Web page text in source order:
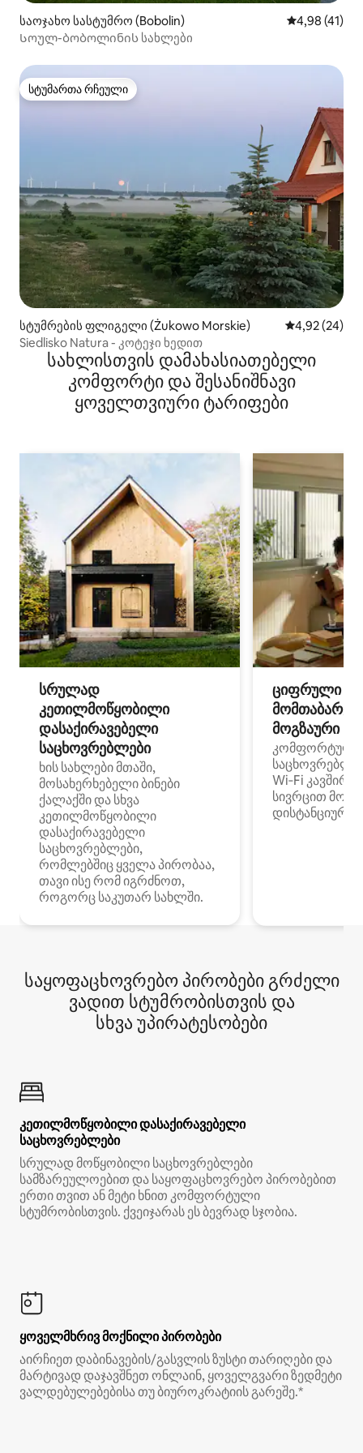
საოჯახო სასტუმრო (Bobolin) საშუალო
4,98 (41)
Სოულ-ბობოლინის სახლები
სტუმართა რჩეული
სტუმართა რჩეული
სტუმრების ფლიგელი (Żukowo Morskie) საშუალო
4,92 (24)
Siedlisko Natura - კოტეჯი ხედით
სახლისთვის დამახასიათებელი
კომფორტი და შესანიშნავი
ყოველთვიური ტარიფები
სრულად
კეთილმოწყობილი
დასაქირავებელი
საცხოვრებლები
ხის სახლები მთაში,
მოსახერხებელი ბინები
ქალაქში და სხვა
კეთილმოწყობილი
დასაქირავებელი
საცხოვრებლები,
რომლებშიც ყველა პირობაა,
თავი ისე რომ იგრძნოთ,
როგორც საკუთარ სახლში.
ციფრული
მოგზაური
კომფორტული
Wi‑Fi
სივრცით
დისტანციური
საყოფაცხოვრებო პირობები გრძელი
ვადით სტუმრობისთვის და
სხვა უპირატესობები
კეთილმოწყობილი დასაქირავებელი
საცხოვრებლები
სრულად მოწყობილი საცხოვრებლები
სამზარეულოებით და საყოფაცხოვრებო პირობებით
ერთი თვით ან მეტი ხნით კომფორტული
სტუმრობისთვის. ქვეიჯარას ეს ბევრად სჯობია.
ყოველმხრივ მოქნილი პირობები
აირჩიეთ დაბინავების/გასვლის ზუსტი თარიღები და
მარტივად დაჯავშნეთ ონლაინ, ყოველგვარი ზედმეტი
ვალდებულებებისა თუ ბიუროკრატიის გარეშე.*